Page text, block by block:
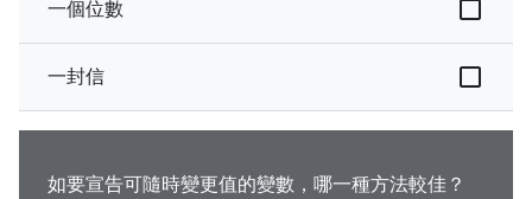
一個位數
一封信
如要宣告可隨時變更值的變數，哪一種方法較佳？